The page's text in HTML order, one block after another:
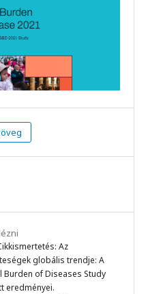
Az
globális trendje: A
Burden of Diseases Study
eredményei.